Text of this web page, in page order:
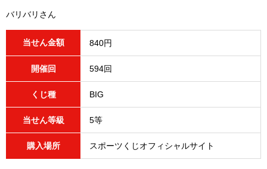
バリバリさん
当せん金額 840円
開催回 594回
くじ種 BIG
当せん等級 5等
購入場所 スポーツくじオフィシャルサイト